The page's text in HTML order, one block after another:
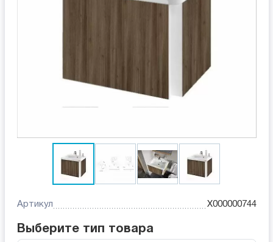
Артикул X000000744
Выберите тип товара